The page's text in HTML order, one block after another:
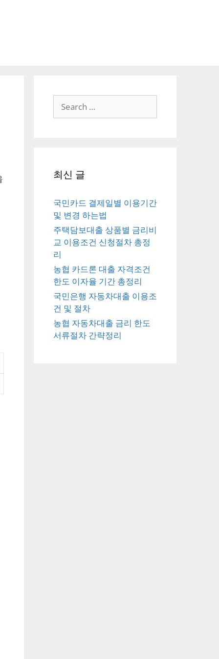
for:
최신 글
국민카드 결제일별 이용기간
및 변경 하는법
주택담보대출 상품별 금리비
교 이용조건 신청절차 총정
리
농협 카드론 대출 자격조건
한도 이자율 기간 총정리
국민은행 자동차대출 이용조
건 및 절차
농협 자동차대출 금리 한도
서류절차 간략정리